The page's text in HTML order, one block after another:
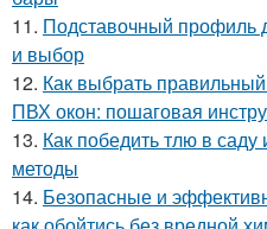
11. Подставочный профиль
и выбор
12. Как выбрать
ПВХ окон: пошаговая
13. Как победить тлю в
методы
14. Безопасные и